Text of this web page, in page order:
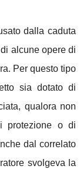
dalla caduta
alcune opere di
Per questo tipo
sia dotato di
qualora non
protezione o di
dal correlato
svolgeva la